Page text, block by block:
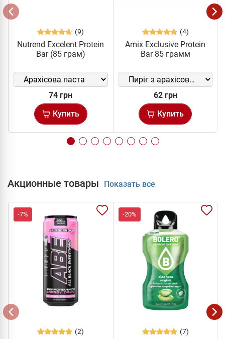
(9)
Nutrend Excelent Protein
Bar (85 грам)
74 грн
Купить
(4)
Amix Exclusive Protein
Bar 85 грамм
62 грн
Купить
Акционные товары Показать все
-7%
(2)
-20%
(7)